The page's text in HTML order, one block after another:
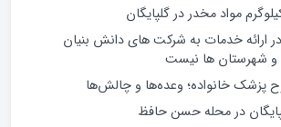
ارائه خدمات به شرکت های دانش بنیان
و شهرستان ها نیست
پزشک خانواده؛ وعده‌ها و چالش‌ها
در محله حسن حافظ